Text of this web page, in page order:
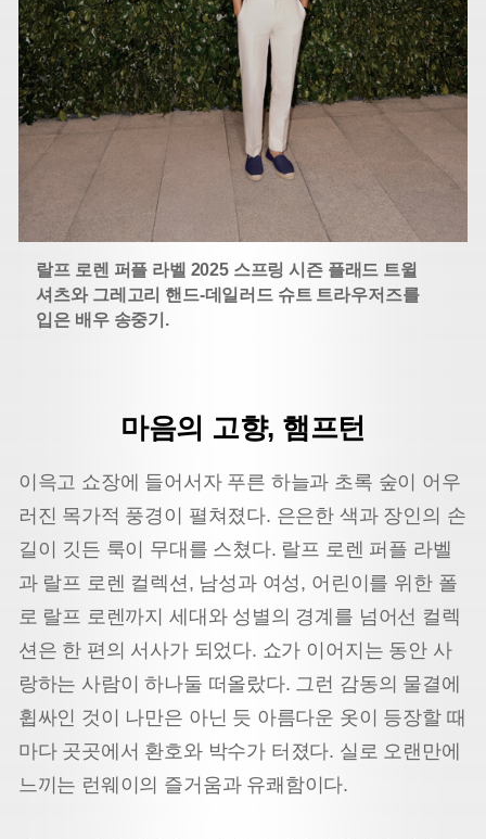
랄프 로렌 퍼플 라벨 2025 스프링 시즌 플래드 트윌
셔츠와 그레고리 핸드-데일러드 슈트 트라우저즈를
입은 배우 송중기.
마음의 고향, 햄프턴
이윽고 쇼장에 들어서자 푸른 하늘과 초록 숲이 어우
러진 목가적 풍경이 펼쳐졌다. 은은한 색과 장인의 손
길이 깃든 룩이 무대를 스쳤다. 랄프 로렌 퍼플 라벨
과 랄프 로렌 컬렉션, 남성과 여성, 어린이를 위한 폴
로 랄프 로렌까지 세대와 성별의 경계를 넘어선 컬렉
션은 한 편의 서사가 되었다. 쇼가 이어지는 동안 사
랑하는 사람이 하나둘 떠올랐다. 그런 감동의 물결에
휩싸인 것이 나만은 아닌 듯 아름다운 옷이 등장할 때
마다 곳곳에서 환호와 박수가 터졌다. 실로 오랜만에
느끼는 런웨이의 즐거움과 유쾌함이다.